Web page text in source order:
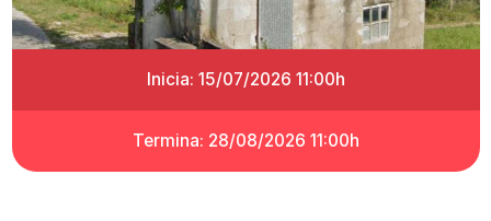
Inicia: 15/07/2026 11:00h
Termina: 28/08/2026 11:00h